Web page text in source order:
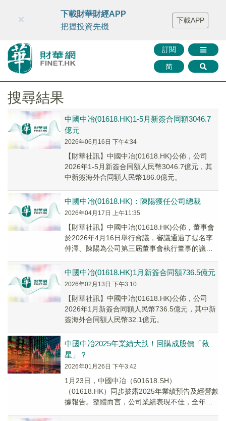
財華智庫網 FINTV FINMETA 財華證券 媒體矩陣
智庫沙龍
聯絡我們
訂閱
简
×
下載財華財經APP
把握投資先機
下載APP
搜尋結果
中國中冶(01618.HK)1-5月新簽合同額3046.7
億元
2026年06月16日 下午4:34
​【財華社訊】中國中冶(01618.HK)公佈，公司
2026年1-5月新簽合同額人民幣3046.7億元，其
中新簽海外合同額人民幣186.0億元。
中國中冶(01618.HK)：陳陽獲任公司總裁
2026年04月17日 上午11:35
​【財華社訊】中國中冶(01618.HK)公佈，董事會
於2026年4月16日舉行會議，審議通過了提名李
仲澤、陳陽為公司第三屆董事會執行董事的議
中國中冶(01618.HK)1月新簽合同額736.5億元
2026年02月13日 下午3:10
【財華社訊】中國中冶(01618.HK)公佈，公司
2026年1月新簽合同額人民幣736.5億元，其中新
簽海外合同額人民幣32.1億元。
中國中冶2025年業績大跌！回購成股價「救
星」？
2026年01月26日 下午3:42
1月23日，中國中冶（601618.SH）
（01618.HK）同步披露2025年業績預告及經營數
據報告。整體而言，公司業績表現不佳，全年經